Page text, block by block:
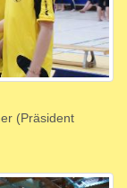
(Präsident